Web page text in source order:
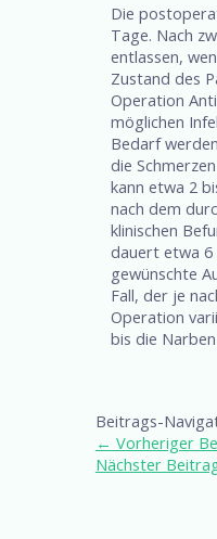
Die
Tage. Nach
entlassen,
Zustand des
Operation
möglichen
Bedarf
die
kann etwa 2
nach dem
klinischen
dauert etwa 6
gewünschte
Fall, der je
Operation
bis die
Beitrags-
← Vorheriger
Nächster